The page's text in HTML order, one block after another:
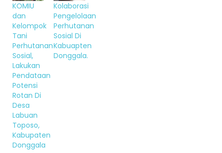
KOMIU
dan
Kelompok
Tani
Perhutanan
Sosial,
Lakukan
Pendataan
Potensi
Rotan Di
Desa
Labuan
Toposo,
Kabupaten
Donggala
Kolaborasi
Pengelolaan
Perhutanan
Sosial Di
Kabuapten
Donggala.